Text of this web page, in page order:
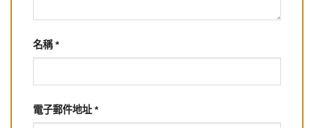
名稱*
電子郵件地址*